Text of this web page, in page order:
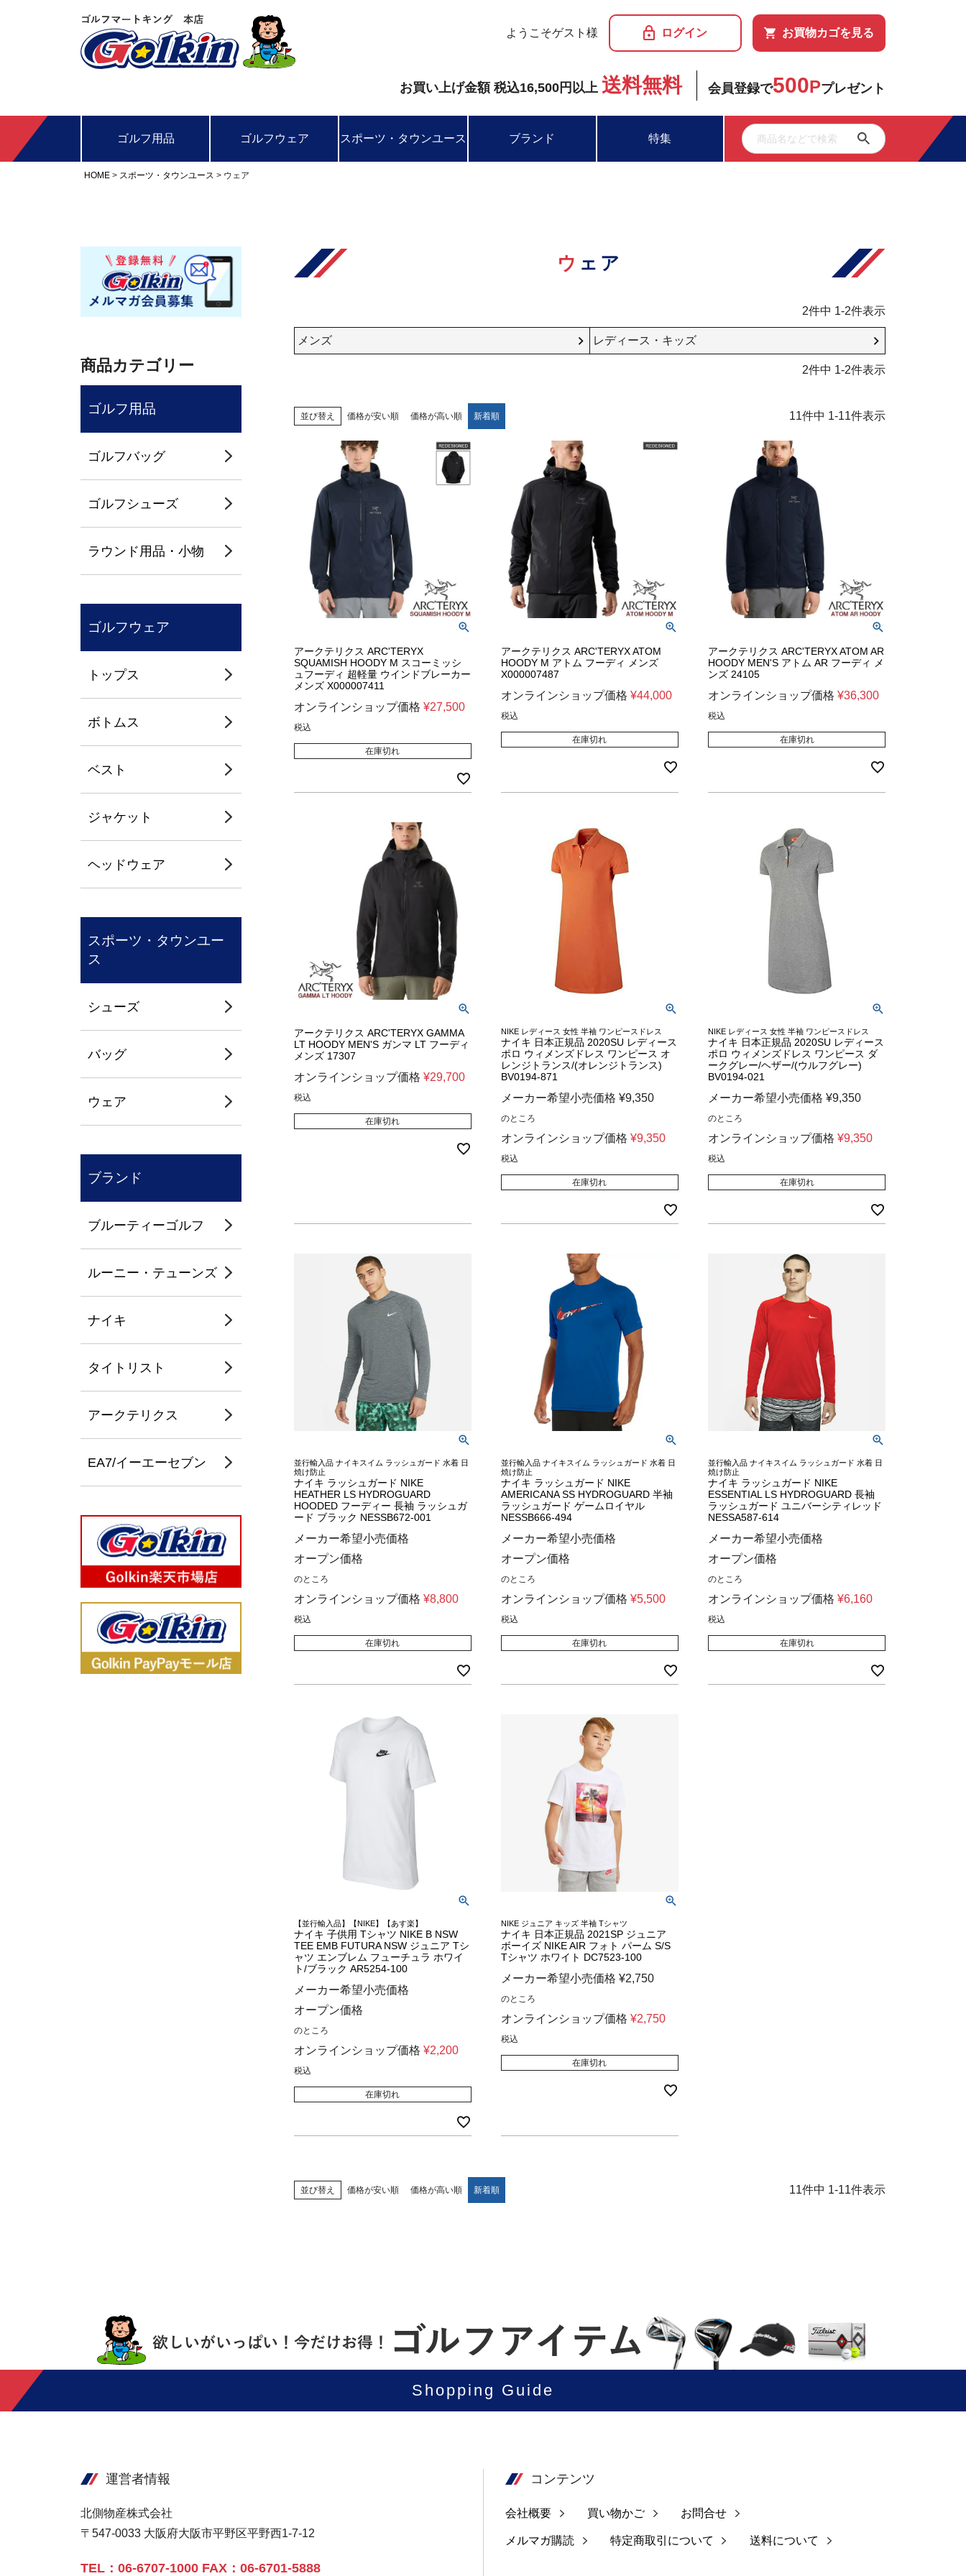
ようこそゲスト様 ログイン お買物カゴを見る
お買い上げ金額 税込16,500円以上 送料無料 会員登録で500Pプレゼント
ゴルフ用品 ゴルフウェア スポーツ・タウンユース ブランド 特集
HOME スポーツ・タウンユース ウェア
商品カテゴリー
ゴルフ用品
ゴルフバッグ
ゴルフシューズ
ラウンド用品・小物
ゴルフウェア
トップス
ボトムス
ベスト
ジャケット
ヘッドウェア
スポーツ・タウンユー
ス
シューズ
バッグ
ウェア
ブランド
ブルーティーゴルフ
ルーニー・テューンズ
ナイキ
タイトリスト
アークテリクス
EA7/イーエーセブン
ウェア
2件中 1-2件表示
メンズ レディース・キッズ
2件中 1-2件表示
並び替え 価格が安い順 価格が高い順 新着順 11件中 1-11件表示
アークテリクス ARC'TERYX
SQUAMISH HOODY M スコーミッシ
ュフーディ 超軽量 ウインドブレーカー
メンズ X000007411
オンラインショップ価格 ¥27,500
税込
在庫切れ
アークテリクス ARC'TERYX ATOM
HOODY M アトム フーディ メンズ
X000007487
オンラインショップ価格 ¥44,000
税込
在庫切れ
アークテリクス ARC'TERYX ATOM AR
HOODY MEN'S アトム AR フーディ メ
ンズ 24105
オンラインショップ価格 ¥36,300
税込
在庫切れ
アークテリクス ARC'TERYX GAMMA
LT HOODY MEN'S ガンマ LT フーディ
メンズ 17307
オンラインショップ価格 ¥29,700
税込
在庫切れ
NIKE レディース 女性 半袖 ワンピースドレス
ナイキ 日本正規品 2020SU レディース
ポロ ウィメンズドレス ワンピース オ
レンジトランス/(オレンジトランス)
BV0194-871
メーカー希望小売価格 ¥9,350
のところ
オンラインショップ価格 ¥9,350
税込
在庫切れ
NIKE レディース 女性 半袖 ワンピースドレス
ナイキ 日本正規品 2020SU レディース
ポロ ウィメンズドレス ワンピース ダ
ークグレー/ヘザー/(ウルフグレー)
BV0194-021
メーカー希望小売価格 ¥9,350
のところ
オンラインショップ価格 ¥9,350
税込
在庫切れ
並行輸入品 ナイキスイム ラッシュガード 水着 日
焼け防止
ナイキ ラッシュガード NIKE
HEATHER LS HYDROGUARD
HOODED フーディー 長袖 ラッシュガ
ード ブラック NESSB672-001
メーカー希望小売価格
オープン価格
のところ
オンラインショップ価格 ¥8,800
税込
在庫切れ
並行輸入品 ナイキスイム ラッシュガード 水着 日
焼け防止
ナイキ ラッシュガード NIKE
AMERICANA SS HYDROGUARD 半袖
ラッシュガード ゲームロイヤル
NESSB666-494
メーカー希望小売価格
オープン価格
のところ
オンラインショップ価格 ¥5,500
税込
在庫切れ
並行輸入品 ナイキスイム ラッシュガード 水着 日
焼け防止
ナイキ ラッシュガード NIKE
ESSENTIAL LS HYDROGUARD 長袖
ラッシュガード ユニバーシティレッド
NESSA587-614
メーカー希望小売価格
オープン価格
のところ
オンラインショップ価格 ¥6,160
税込
在庫切れ
【並行輸入品】【NIKE】【あす楽】
ナイキ 子供用 Tシャツ NIKE B NSW
TEE EMB FUTURA NSW ジュニア Tシ
ャツ エンブレム フューチュラ ホワイ
ト/ブラック AR5254-100
メーカー希望小売価格
オープン価格
のところ
オンラインショップ価格 ¥2,200
税込
在庫切れ
NIKE ジュニア キッズ 半袖 Tシャツ
ナイキ 日本正規品 2021SP ジュニア
ボーイズ NIKE AIR フォト パーム S/S
Tシャツ ホワイト DC7523-100
メーカー希望小売価格 ¥2,750
のところ
オンラインショップ価格 ¥2,750
税込
在庫切れ
並び替え 価格が安い順 価格が高い順 新着順 11件中 1-11件表示
Shopping Guide
運営者情報
北側物産株式会社
〒547-0033 大阪府大阪市平野区平野西1-7-12
TEL：06-6707-1000 FAX：06-6701-5888
コンテンツ
会社概要 買い物かご お問合せ
メルマガ購読 特定商取引について 送料について